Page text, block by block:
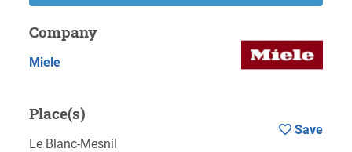
Company
Miele
Place(s)
Le Blanc-Mesnil
Save